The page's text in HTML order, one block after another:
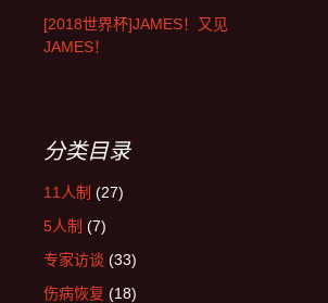
[2018世界杯]JAMES！又见
JAMES！
分类目录
11人制 (27)
5人制 (7)
专家访谈 (33)
伤病恢复 (18)